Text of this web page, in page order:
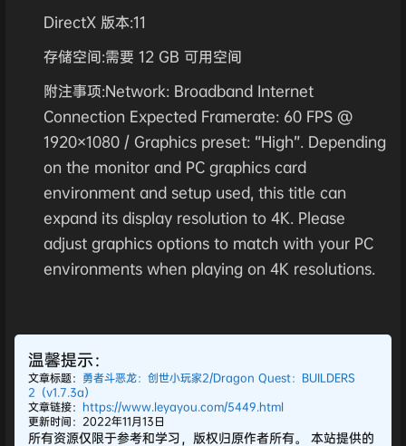
DirectX 版本:11
存储空间:需要 12 GB 可用空间
附注事项:Network: Broadband Internet
Connection Expected Framerate: 60 FPS @
1920×1080 / Graphics preset: “High”. Depending
on the monitor and PC graphics card
environment and setup used, this title can
expand its display resolution to 4K. Please
adjust graphics options to match with your PC
environments when playing on 4K resolutions.
温馨提示：
文章标题： 勇者斗恶龙：创世小玩家2/Dragon Quest：BUILDERS
2（v1.7.3a）
文章链接： https://www.leyayou.com/5449.html
更新时间：2022年11月13日
所有资源仅限于参考和学习，版权归原作者所有。 本站提供的